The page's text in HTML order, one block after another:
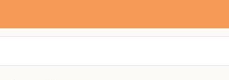
özel hoş geldin
Hemen üye ol, ilk siparişinde%10 indirim